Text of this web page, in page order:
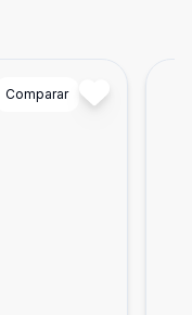
Comparar